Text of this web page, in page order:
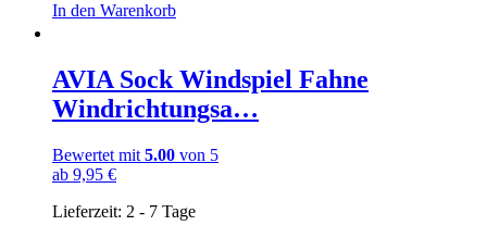
In den Warenkorb
AVIA Sock Windspiel Fahne
Windrichtungsa…
Bewertet mit 5.00 von 5
ab 9,95 €
Lieferzeit: 2 - 7 Tage